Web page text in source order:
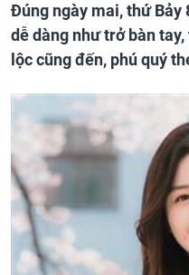
Đúng ngày mai, thứ
dễ dàng như trở bàn
lộc cũng đến, phú quý